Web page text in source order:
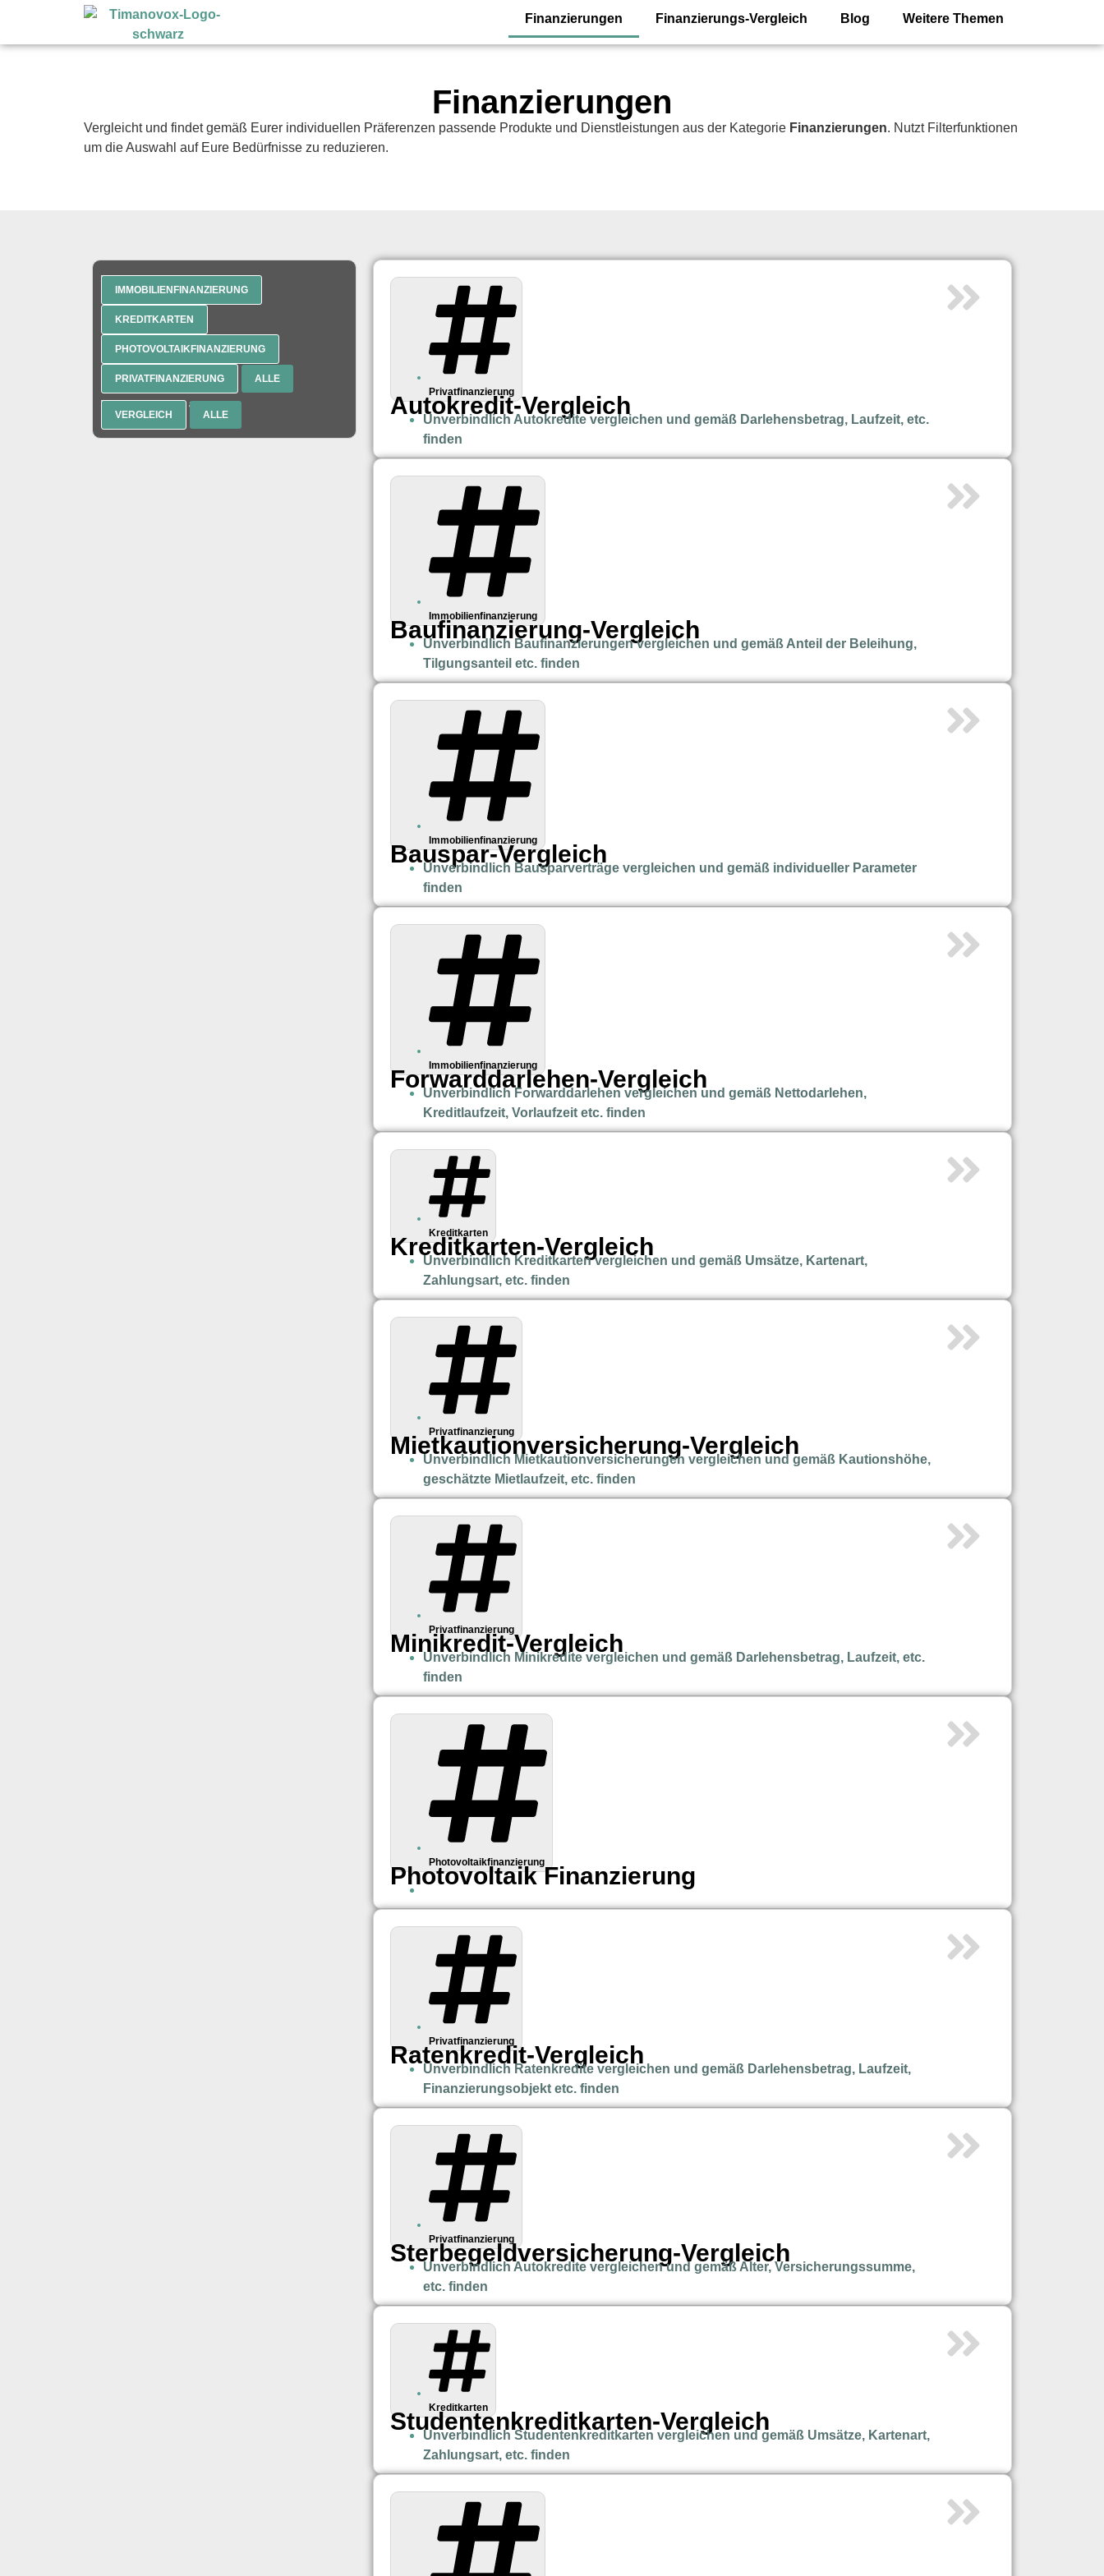
Finanzierungen Finanzierungs-Vergleich Blog Weitere Themen
Finanzierungen
Vergleicht und findet gemäß Eurer individuellen Präferenzen passende Produkte und Dienstleistungen aus der Kategorie Finanzierungen. Nutzt Filterfunktionen
um die Auswahl auf Eure Bedürfnisse zu reduzieren.
Wählt Eure Kategorie aus:
IMMOBILIENFINANZIERUNG
KREDITKARTEN
PHOTOVOLTAIKFINANZIERUNG
PRIVATFINANZIERUNG ALLE
Wählt Euer Thema aus:
VERGLEICH
ALLE
Privatfinanzierung
Autokredit-Vergleich
Unverbindlich Autokredite vergleichen und gemäß Darlehensbetrag, Laufzeit, etc.
finden
Immobilienfinanzierung
Baufinanzierung-Vergleich
Unverbindlich Baufinanzierungen vergleichen und gemäß Anteil der Beleihung,
Tilgungsanteil etc. finden
Immobilienfinanzierung
Bauspar-Vergleich
Unverbindlich Bausparverträge vergleichen und gemäß individueller Parameter
finden
Immobilienfinanzierung
Forwarddarlehen-Vergleich
Unverbindlich Forwarddarlehen vergleichen und gemäß Nettodarlehen,
Kreditlaufzeit, Vorlaufzeit etc. finden
Kreditkarten
Kreditkarten-Vergleich
Unverbindlich Kreditkarten vergleichen und gemäß Umsätze, Kartenart,
Zahlungsart, etc. finden
Privatfinanzierung
Mietkautionversicherung-Vergleich
Unverbindlich Mietkautionversicherungen vergleichen und gemäß Kautionshöhe,
geschätzte Mietlaufzeit, etc. finden
Privatfinanzierung
Minikredit-Vergleich
Unverbindlich Minikredite vergleichen und gemäß Darlehensbetrag, Laufzeit, etc.
finden
Photovoltaikfinanzierung
Photovoltaik Finanzierung
Privatfinanzierung
Ratenkredit-Vergleich
Unverbindlich Ratenkredite vergleichen und gemäß Darlehensbetrag, Laufzeit,
Finanzierungsobjekt etc. finden
Privatfinanzierung
Sterbegeldversicherung-Vergleich
Unverbindlich Autokredite vergleichen und gemäß Alter, Versicherungssumme,
etc. finden
Kreditkarten
Studentenkreditkarten-Vergleich
Unverbindlich Studentenkreditkarten vergleichen und gemäß Umsätze, Kartenart,
Zahlungsart, etc. finden